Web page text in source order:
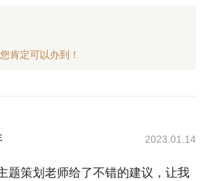
2023.01.14
题策划老师给了不错的建议，让我